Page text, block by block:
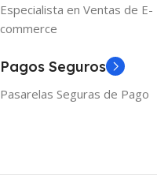
Especialista en Ventas de E-
commerce
Pagos Seguros
Pasarelas Seguras de Pago